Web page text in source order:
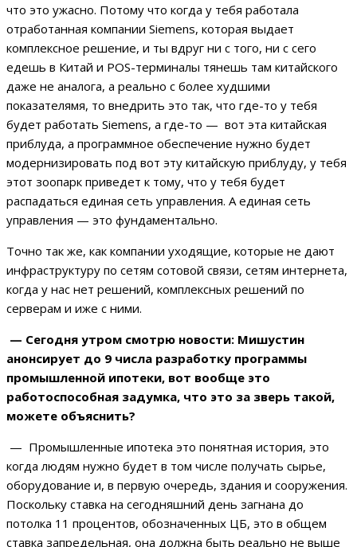
что это ужасно. Потому что когда у тебя работала
отработанная компании Siemens, которая выдает
комплексное решение, и ты вдруг ни с того, ни с сего
едешь в Китай и POS-терминалы тянешь там китайского
даже не аналога, а реально с более худшими
показателямя, то внедрить это так, что где-то у тебя
будет работать Siemens, а где-то — вот эта китайская
приблуда, а программное обеспечение нужно будет
модернизировать под вот эту китайскую приблуду, у тебя
этот зоопарк приведет к тому, что у тебя будет
распадаться единая сеть управления. А единая сеть
управления — это фундаментально.
Точно так же, как компании уходящие, которые не дают
инфраструктуру по сетям сотовой связи, сетям интернета,
когда у нас нет решений, комплексных решений по
серверам и иже с ними.
— Сегодня утром смотрю новости: Мишустин
анонсирует до 9 числа разработку программы
промышленной ипотеки, вот вообще это
работоспособная задумка, что это за зверь такой,
можете объяснить?
— Промышленные ипотека это понятная история, это
когда людям нужно будет в том числе получать сырье,
оборудование и, в первую очередь, здания и сооружения.
Поскольку ставка на сегодняшний день загнана до
потолка 11 процентов, обозначенных ЦБ, это в общем
ставка запредельная, она должна быть реально не выше